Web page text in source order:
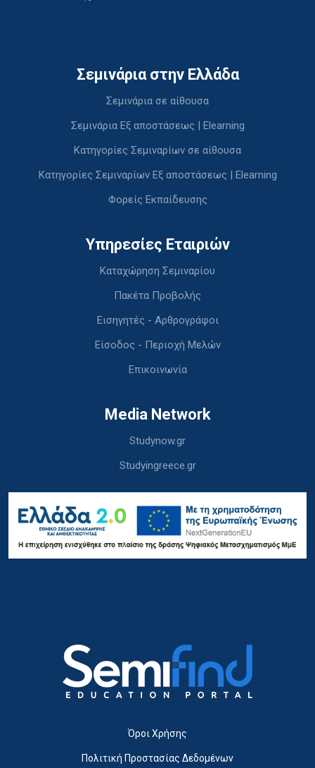
Σεμινάρια στην Ελλάδα
Σεμινάρια σε αίθουσα
Σεμινάρια Εξ αποστάσεως | Elearning
Κατηγορίες Σεμιναρίων σε αίθουσα
Κατηγορίες Σεμιναρίων Εξ αποστάσεως | Elearning
Φορείς Εκπαίδευσης
Υπηρεσίες Εταιριών
Καταχώρηση Σεμιναρίου
Πακέτα Προβολής
Εισηγητές - Αρθρογράφοι
Είσοδος - Περιοχή Μελών
Επικοινωνία
Media Network
Studynow.gr
Studyingreece.gr
Όροι Χρήσης
Πολιτική Προστασίας Δεδομένων